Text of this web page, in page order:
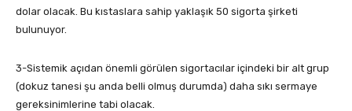
dolar olacak. Bu kıstaslara sahip yaklaşık 50 sigorta şirketi
bulunuyor.
3-Sistemik açıdan önemli görülen sigortacılar içindeki bir alt grup
(dokuz tanesi şu anda belli olmuş durumda) daha sıkı sermaye
gereksinimlerine tabi olacak.